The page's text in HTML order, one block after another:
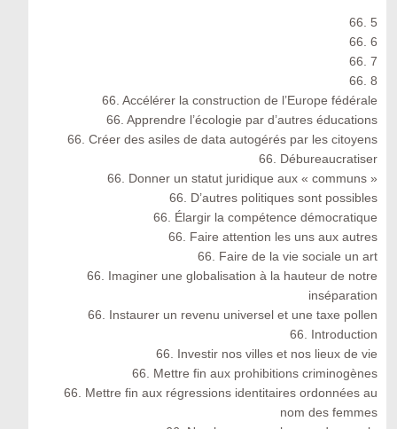
66. 5
66. 6
66. 7
66. 8
66. Accélérer la construction de l’Europe fédérale
66. Apprendre l’écologie par d’autres éducations
66. Créer des asiles de data autogérés par les citoyens
66. Débureaucratiser
66. Donner un statut juridique aux « communs »
66. D’autres politiques sont possibles
66. Élargir la compétence démocratique
66. Faire attention les uns aux autres
66. Faire de la vie sociale un art
66. Imaginer une globalisation à la hauteur de notre
inséparation
66. Instaurer un revenu universel et une taxe pollen
66. Introduction
66. Investir nos villes et nos lieux de vie
66. Mettre fin aux prohibitions criminogènes
66. Mettre fin aux régressions identitaires ordonnées au
nom des femmes